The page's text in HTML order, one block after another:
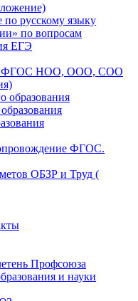
по русскому языку
по вопросам
ЕГЭ
ФГОС НОО, ООО, СОО
образования
ФГОС.
ОБЗР и Труд (
Профсоюза
и науки